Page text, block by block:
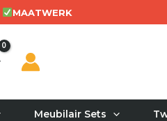
MAATWERK
Meubilair Sets